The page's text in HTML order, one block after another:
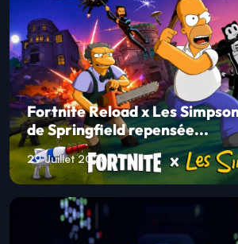
Fortnite Reload x Les
de Springfield repensée...
29 Juillet 2026